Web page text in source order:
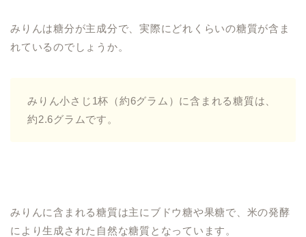
みりんは糖分が主成分で、実際にどれくらいの糖質が含ま
れているのでしょうか。
みりん小さじ1杯（約6グラム）に含まれる糖質は、
約2.6グラムです。
みりんに含まれる糖質は主にブドウ糖や果糖で、米の発酵
により生成された自然な糖質となっています。